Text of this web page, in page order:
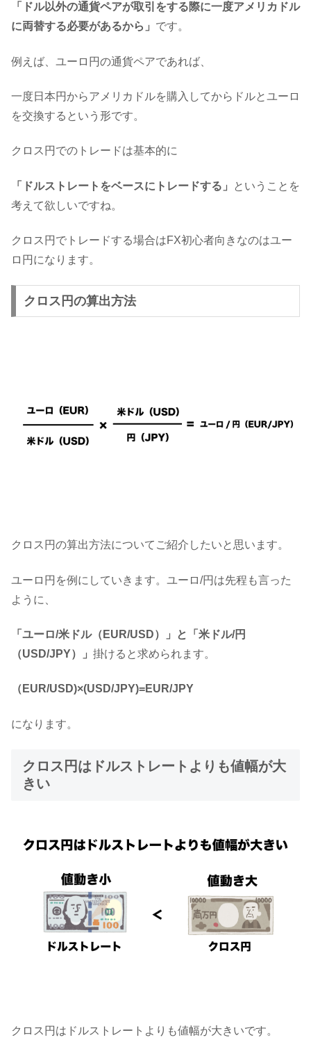
「ドル以外の通貨ペアが取引をする際に一度アメリカドル
に両替する必要があるから」 です。
例えば、ユーロ円の通貨ペアであれば、
一度日本円からアメリカドルを購入してからドルとユーロ
を交換するという形です。
クロス円でのトレードは基本的に
「ドルストレートをベースにトレードする」
ということを
考えて欲しいですね。
クロス円でトレードする場合はFX初心者向きなのはユー
ロ円になります。
クロス円の算出方法
クロス円の算出方法についてご紹介したいと思います。
ユーロ円を例にしていきます。ユーロ/円は先程も言った
ように、
「ユーロ/米ドル（EUR/USD）」と「米ドル/円
（USD/JPY）」 掛けると求められます。
（EUR/USD)×(USD/JPY)=EUR/JPY
になります。
クロス円はドルストレートよりも値幅が大
きい
クロス円はドルストレートよりも値幅が大きいです。